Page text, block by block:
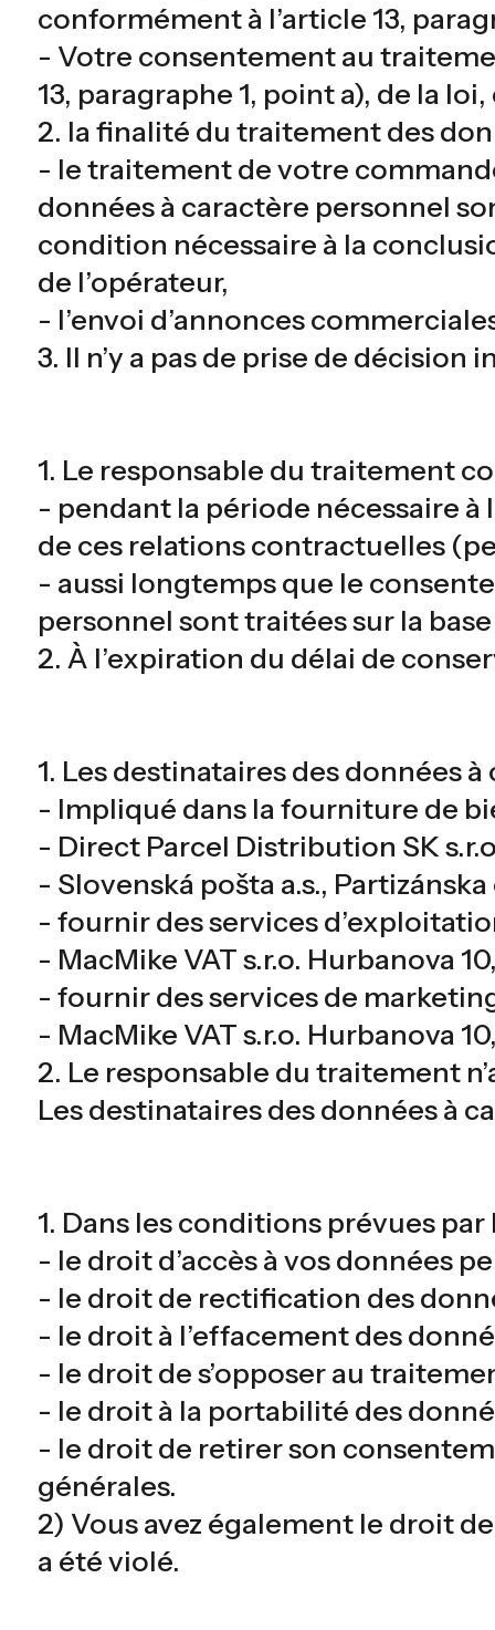
conformément à l’article 13,
- Votre consentement au
13, paragraphe 1, point a), de la
2. la finalité du traitement des
- le traitement de votre
données à caractère personnel
condition nécessaire à la
de l’opérateur,
- l’envoi d’annonces
3. Il n’y a pas de prise de
1. Le responsable du traitement
- pendant la période nécessaire
de ces relations contractuelles
- aussi longtemps que le
personnel sont traitées sur la
2. À l’expiration du délai de
1. Les destinataires des données
- Impliqué dans la fourniture de
- Direct Parcel Distribution SK
- Slovenská pošta a.s.,
- fournir des services
- MacMike VAT s.r.o. Hurbanova
- fournir des services de
- MacMike VAT s.r.o. Hurbanova
2. Le responsable du traitement
Les destinataires des données à
1. Dans les conditions prévues par
- le droit d’accès à vos données
- le droit de rectification des
- le droit à l’effacement des
- le droit de s’opposer au
- le droit à la portabilité des
- le droit de retirer son
générales.
2) Vous avez également le droit
a été violé.